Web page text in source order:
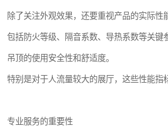
除了关注外观效果，还要重视产品的实际性
包括防火等级、隔音系数、导热系数等关键
吊顶的使用安全性和舒适度。
特别是对于人流量较大的展厅，这些性能指
专业服务的重要性